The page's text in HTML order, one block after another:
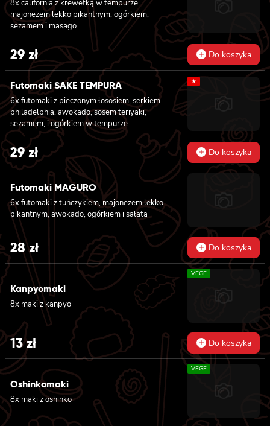
8x california z krewetką w tempurze,
majonezem lekko pikantnym, ogórkiem,
sezamem i masago
29 zł Do koszyka
Futomaki SAKE TEMPURA
6x futomaki z pieczonym łososiem, serkiem
philadelphia, awokado, sosem teriyaki,
sezamem, i ogórkiem w tempurze
★
29zł Do koszyka
Futomaki MAGURO
6x futomaki z tuńczykiem, majonezem lekko
pikantnym, awokado, ogórkiem i sałatą
28zł Do koszyka
Kanpyomaki
8x maki z kanpyo
VEGE
13zł Do koszyka
Oshinkomaki
8x maki z oshinko
VEGE